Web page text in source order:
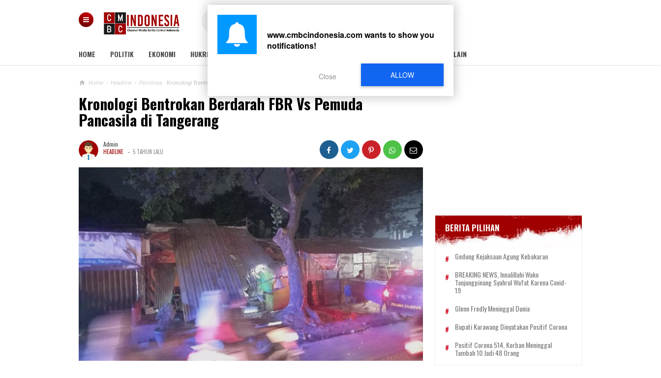
HOME POLITIK EKONOMI HUKRIM PERISTIWA LAIN-LAIN
Home › Headline › Peristiwa Kronologi Bentrokan Berdarah FBR Vs Pemuda Pancasila di Tangerang
Kronologi Bentrokan Berdarah FBR Vs Pemuda
Pancasila di Tangerang
Admin
HEADLINE - 5 TAHUN LALU
BERITA PILIHAN
Gedung Kejaksaan Agung Kebakaran
BREAKING NEWS, Innalillahi Wako
Tanjungpinang Syahrul Wafat Karena Covid-
19
Glenn Fredly Meninggal Dunia
Bupati Karawang Dinyatakan Positif Corona
Positif Corona 514, Korban Meninggal
Tambah 10 Jadi 48 Orang
www.cmbcindonesia.comwants to show you
notifications!
ALLOW
Close